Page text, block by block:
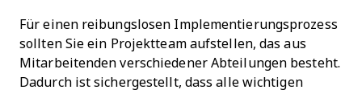
Für einen reibungslosen Implementierungsprozess
sollten Sie ein Projektteam aufstellen, das aus
Mitarbeitenden verschiedener Abteilungen besteht.
Dadurch ist sichergestellt, dass alle wichtigen